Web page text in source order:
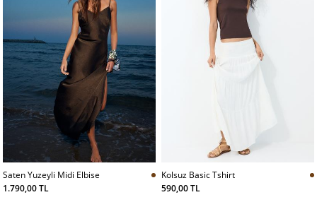
Saten Yuzeyli Midi Elbise
1.790,00 TL
Kolsuz Basic Tshirt
590,00 TL